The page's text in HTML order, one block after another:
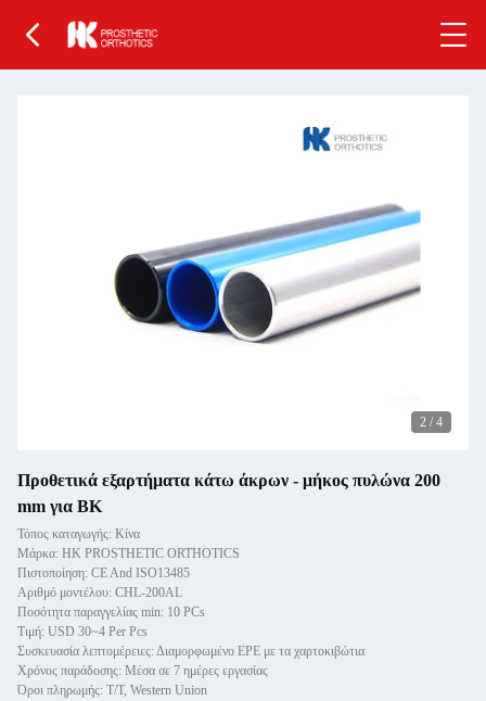
2 / 4
Προθετικά εξαρτήματα κάτω άκρων - μήκος πυλώνα 200
mm για BK
Τόπος καταγωγής: Κίνα
Μάρκα: HK PROSTHETIC ORTHOTICS
Πιστοποίηση: CE And ISO13485
Αριθμό μοντέλου: CHL-200AL
Ποσότητα παραγγελίας min: 10 PCs
Τιμή: USD 30~4 Per Pcs
Συσκευασία λεπτομέρειες: Διαμορφωμένο EPE με τα χαρτοκιβώτια
Χρόνος παράδοσης: Μέσα σε 7 ημέρες εργασίας
Όροι πληρωμής: T/T, Western Union